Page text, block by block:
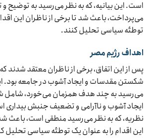
است. این بیانیه، که به نظر می‌رسید به توضیح و
می‌پرداخت، باعث شد تا برخی از ناظران این
توطئه سیاسی تحلیل کنند.
اهداف رژیم مصر
پس از این اتفاق، برخی از ناظران معتقد شدند
شکستن مقدسات و ایجاد آشوب در جامعه بود.
می‌رسید به چند هدف همزمان می‌خورد،
ایجاد آشوب و ناآرامی و تضعیف جنبش بیداری
نظریه، که به نظر می‌رسید منطقی است، باعث
این اقدام را به عنوان یک توطئه سیاسی تحلیل